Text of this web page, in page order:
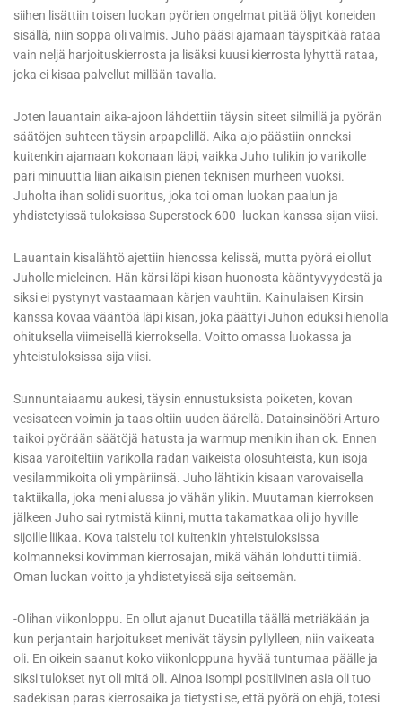
siihen lisättiin toisen luokan pyörien ongelmat pitää öljyt koneiden
sisällä, niin soppa oli valmis. Juho pääsi ajamaan täyspitkää rataa
vain neljä harjoituskierrosta ja lisäksi kuusi kierrosta lyhyttä rataa,
joka ei kisaa palvellut millään tavalla.
Joten lauantain aika-ajoon lähdettiin täysin siteet silmillä ja pyörän
säätöjen suhteen täysin arpapelillä. Aika-ajo päästiin onneksi
kuitenkin ajamaan kokonaan läpi, vaikka Juho tulikin jo varikolle
pari minuuttia liian aikaisin pienen teknisen murheen vuoksi.
Juholta ihan solidi suoritus, joka toi oman luokan paalun ja
yhdistetyissä tuloksissa Superstock 600 -luokan kanssa sijan viisi.
Lauantain kisalähtö ajettiin hienossa kelissä, mutta pyörä ei ollut
Juholle mieleinen. Hän kärsi läpi kisan huonosta kääntyvyydestä ja
siksi ei pystynyt vastaamaan kärjen vauhtiin. Kainulaisen Kirsin
kanssa kovaa vääntöä läpi kisan, joka päättyi Juhon eduksi hienolla
ohituksella viimeisellä kierroksella. Voitto omassa luokassa ja
yhteistuloksissa sija viisi.
Sunnuntaiaamu aukesi, täysin ennustuksista poiketen, kovan
vesisateen voimin ja taas oltiin uuden äärellä. Datainsinööri Arturo
taikoi pyörään säätöjä hatusta ja warmup menikin ihan ok. Ennen
kisaa varoiteltiin varikolla radan vaikeista olosuhteista, kun isoja
vesilammikoita oli ympäriinsä. Juho lähtikin kisaan varovaisella
taktiikalla, joka meni alussa jo vähän ylikin. Muutaman kierroksen
jälkeen Juho sai rytmistä kiinni, mutta takamatkaa oli jo hyville
sijoille liikaa. Kova taistelu toi kuitenkin yhteistuloksissa
kolmanneksi kovimman kierrosajan, mikä vähän lohdutti tiimiä.
Oman luokan voitto ja yhdistetyissä sija seitsemän.
-Olihan viikonloppu. En ollut ajanut Ducatilla täällä metriäkään ja
kun perjantain harjoitukset menivät täysin pyllylleen, niin vaikeata
oli. En oikein saanut koko viikonloppuna hyvää tuntumaa päälle ja
siksi tulokset nyt oli mitä oli. Ainoa isompi positiivinen asia oli tuo
sadekisan paras kierrosaika ja tietysti se, että pyörä on ehjä, totesi